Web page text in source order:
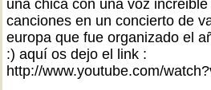
una chica con una voz
canciones en un concierto de
europa que fue organizado el
:) aquí os dejo el link :
http://www.youtube.com/